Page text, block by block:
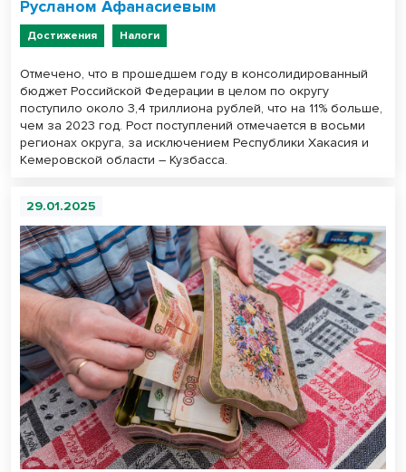
Русланом Афанасиевым
Достижения Налоги
Отмечено, что в прошедшем году в консолидированный
бюджет Российской Федерации в целом по округу
поступило около 3,4 триллиона рублей, что на 11% больше,
чем за 2023 год. Рост поступлений отмечается в восьми
регионах округа, за исключением Республики Хакасия и
Кемеровской области – Кузбасса.
29.01.2025